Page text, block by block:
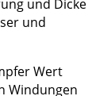
und Dicke
und
Wert
Windungen